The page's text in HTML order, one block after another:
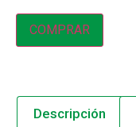
COMPRAR
Descripción